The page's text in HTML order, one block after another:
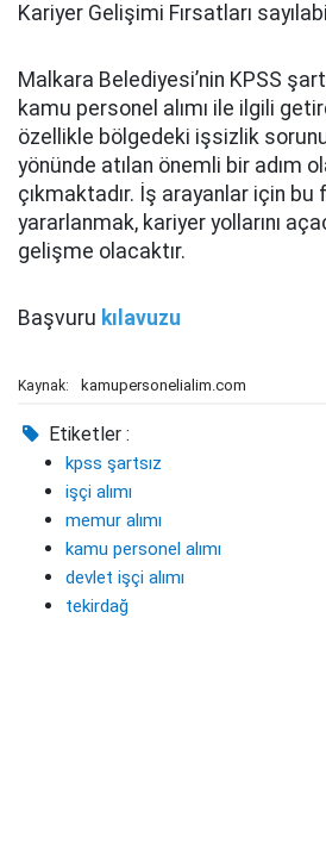
Kariyer Gelişimi Fırsatları
Malkara Belediyesi’nin KPSS
kamu personel alımı ile ilgili
özellikle bölgedeki işsizlik
yönünde atılan önemli bir adım
çıkmaktadır. İş arayanlar için bu
yararlanmak, kariyer yollarını
gelişme olacaktır.
Başvuru kılavuzu
Kaynak: kamupersonelialim.com
Etiketler :
kpss şartsız
işçi alımı
memur alımı
kamu personel alımı
devlet işçi alımı
tekirdağ